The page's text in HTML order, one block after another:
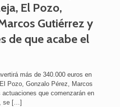
El Pozo,
Gutiérrez y
de que acabe el
más de 340.000 euros en
Pozo, Gonzalo Pérez, Marcos
que comenzarán en
se […]